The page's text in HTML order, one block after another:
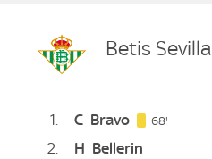
Betis Sevilla
1 C Bravo 68'
2 H Bellerin